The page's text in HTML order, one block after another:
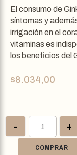
El consumo de
síntomas y
irrigación en el
vitaminas es
los beneficios del
$8.034,00
- +
COMPRAR